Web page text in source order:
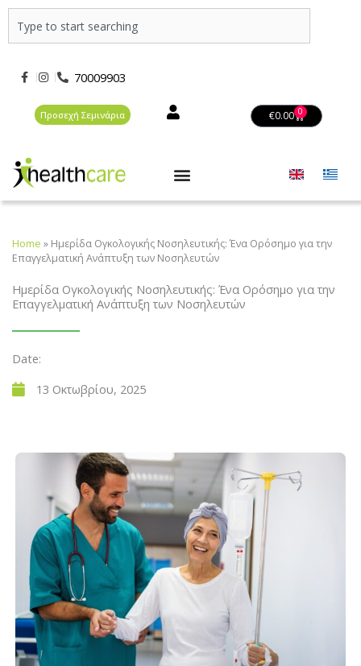
Μετάβαση
στο
περιεχόμενο
70009903
Προσεχή Σεμινάρια €0.00 0
Basket
Home » Ημερίδα Ογκολογικής Νοσηλευτικής: Ένα Ορόσημο για την
Επαγγελματική Ανάπτυξη των Νοσηλευτών
Ημερίδα Ογκολογικής Νοσηλευτικής: Ένα Ορόσημο για την
Επαγγελματική Ανάπτυξη των Νοσηλευτών
Date:
13 Οκτωβρίου, 2025